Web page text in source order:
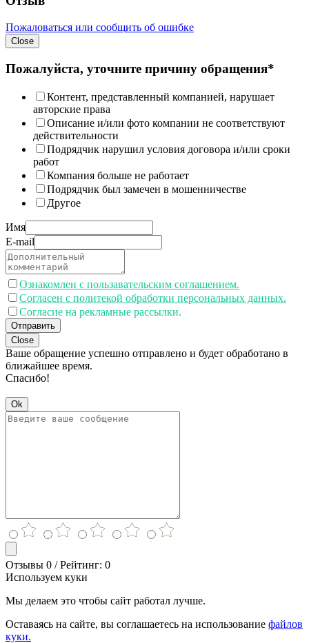
Пожаловаться или сообщить об ошибке
Close
Пожалуйста, уточните причину обращения*
Контент, представленный компанией, нарушает
авторские права
Описание и/или фото компании не соответствуют
действительности
Подрядчик нарушил условия договора и/или сроки
работ
Компания больше не работает
Подрядчик был замечен в мошенничестве
Другое
Имя
E-mail
Ознакомлен с пользавательским соглашением.
Согласен с политекой обработки персональных данных.
Согласие на рекламные рассылки.
Отправить
Close
Ваше обращение успешно отправлено и будет обработано в
ближайшее время.
Спасибо!
Ok
Отзывы 0 / Рейтинг: 0
Используем куки
Мы делаем это чтобы сайт работал лучше.
Оставаясь на сайте, вы соглашаетесь на использование файлов
куки.